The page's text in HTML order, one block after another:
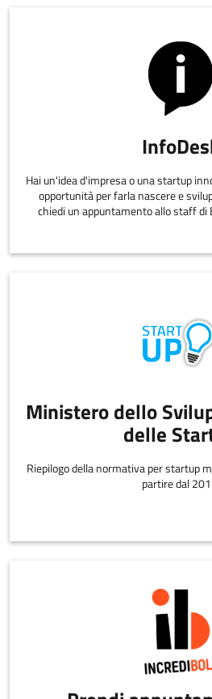
Hai un'idea d'impresa o una startup
opportunità per farla nascere e
chiedi un appuntamento allo staff di
Ministero dello
delle
Riepilogo della normativa per startup
partire dal